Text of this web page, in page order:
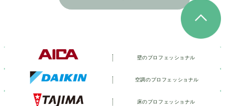
壁のプロフェッショナル
空調のプロフェッショナル
床のプロフェッショナル